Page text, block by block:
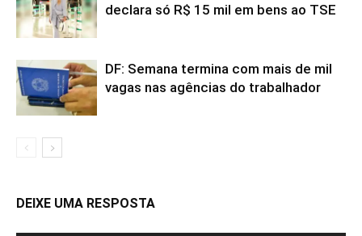
declara só R$ 15 mil em bens ao TSE
DF: Semana termina com mais de mil
vagas nas agências do trabalhador
DEIXE UMA RESPOSTA